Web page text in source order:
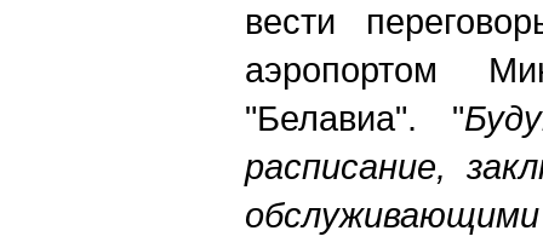
вести
аэропортом
"Белавиа". "Буду
расписание,